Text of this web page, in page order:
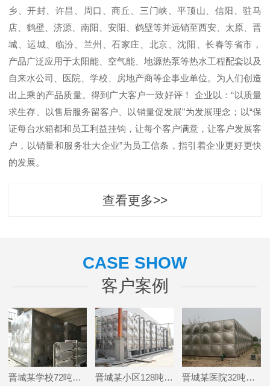
乡、开封、许昌、周口、商丘、三门峡、平顶山、信阳、驻马
店、鹤壁、济源、南阳、安阳、鹤壁等并远销至西安、太原、晋
城、运城、临汾、兰州、石家庄、北京、沈阳、长春等省市，
产品广泛应用于太阳能、空气能、地源热泵等热水工程配套以及
自来水公司、医院、学校、房地产商等企事业单位。为人们创造
出上乘的产品质量。得到广大客户一致好评！ 企业以：“以质量
求生存、以售后服务留客户、以销量促发展”为发展理念；以“保
证每台水箱都和员工利益挂钩，让每个客户满意，让客户发展客
户，以销量和服务壮大企业”为员工信条，指引着企业更好更快
的发展。
查看更多>>
CASE SHOW
客户案例
晋城某学校72吨不锈钢供水设备 晋城某小区128吨不锈钢消防水箱项目 晋城某医院32吨保温水箱项目